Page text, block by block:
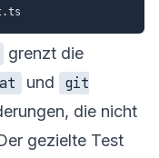
grenzt die
und
git
die nicht
gezielte Test